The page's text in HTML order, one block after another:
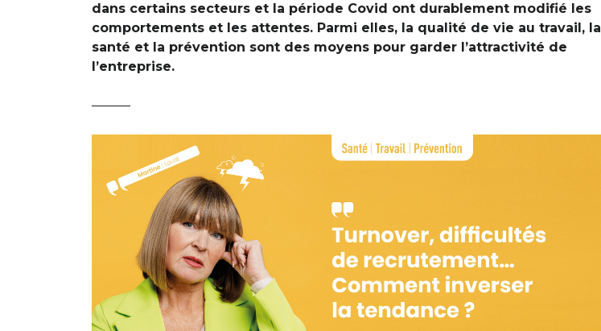
dans certains secteurs et la période Covid ont durablement modifié les
comportements et les attentes. Parmi elles, la qualité de vie au travail, la
santé et la prévention sont des moyens pour garder l’attractivité de
l’entreprise.
———